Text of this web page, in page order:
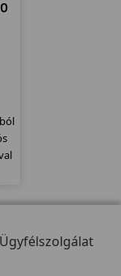
Ügyfélszolgálat